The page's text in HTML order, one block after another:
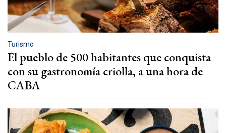
Turismo
El pueblo de 500 habitantes que conquista
con su gastronomía criolla, a una hora de
CABA